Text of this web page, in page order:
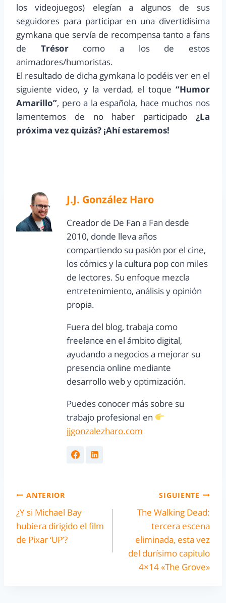
los videojuegos) elegían a algunos de sus
seguidores para participar en una divertidísima
gymkana que servía de recompensa tanto a fans
de Trésorcomo a los de estos
animadores/humoristas.
El resultado de dicha gymkana lo podéis ver en el
siguiente video, y la verdad, el toque “Humor
Amarillo”, pero a la española, hace muchos nos
lamentemos de no haber participado ¿La
próxima vez quizás? ¡Ahí estaremos!
J.J. González Haro
Creador de De Fan a Fan desde
2010, donde lleva años
compartiendo su pasión por el cine,
los cómics y la cultura pop con miles
de lectores. Su enfoque mezcla
entretenimiento, análisis y opinión
propia.
Fuera del blog, trabaja como
freelance en el ámbito digital,
ayudando a negocios a mejorar su
presencia online mediante
desarrollo web y optimización.
Puedes conocer más sobre su
trabajo profesional en
jjgonzalezharo.com
ANTERIOR
¿Y si Michael Bay
hubiera dirigido el film
de Pixar ‘UP’?
SIGUIENTE
The Walking Dead:
tercera escena
eliminada, esta vez
del durísimo capitulo
4×14 «The Grove»